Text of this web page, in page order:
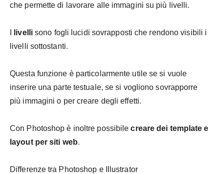
che permette di lavorare alle immagini su più livelli.
livellisono fogli lucidi sovrapposti che rendono visibili i
livelli sottostanti.
Questa funzione è particolarmente utile se si vuole
inserire una parte testuale, se si vogliono sovrapporre
più immagini o per creare degli effetti.
Con Photoshop è inoltre possibilecreare dei template e
layout per siti web.
Differenze tra Photoshop e Illustrator